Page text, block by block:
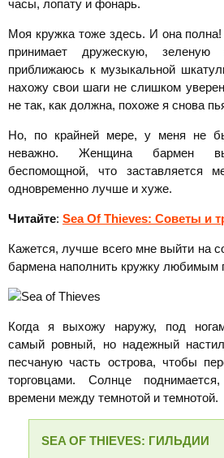
часы, лопату и фонарь.
Моя кружка тоже здесь. И она
принимает дружескую,
приближаюсь к музыкальной
нахожу свои шаги не слишком
не так, как должна, похоже я снова
Но, по крайней мере, у меня не
неважно. Женщина бармен
беспомощной, что заставляется
одновременно лучше и хуже.
Читайте: Sea Of Thieves: Советы и
Кажется, лучше всего мне выйти на
бармена наполнить кружку любимым
Когда я выхожу наружу, под
самый ровный, но надежный
песчаную часть острова, чтобы
торговцами. Солнце
времени между темнотой и темнотой.
SEA OF THIEVES: ГИЛЬДИИ